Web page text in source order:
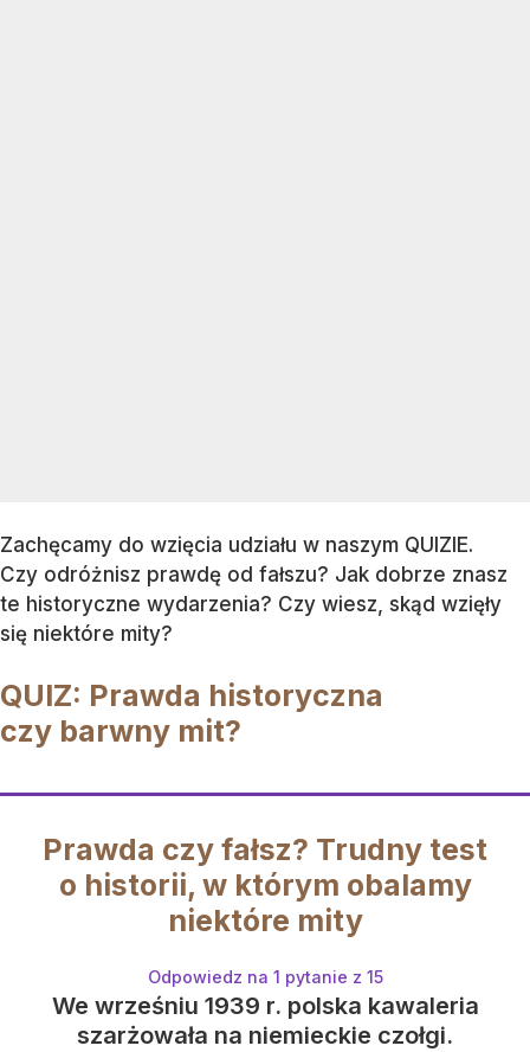
Zachęcamy do wzięcia udziału w naszym QUIZIE.
Czy odróżnisz prawdę od fałszu? Jak dobrze znasz
te historyczne wydarzenia? Czy wiesz, skąd wzięły
się niektóre mity?
QUIZ: Prawda historyczna
czy barwny mit?
Prawda czy fałsz? Trudny test
o historii, w którym obalamy
niektóre mity
Odpowiedz na 1 pytanie z 15
We wrześniu 1939 r. polska kawaleria
szarżowała na niemieckie czołgi.